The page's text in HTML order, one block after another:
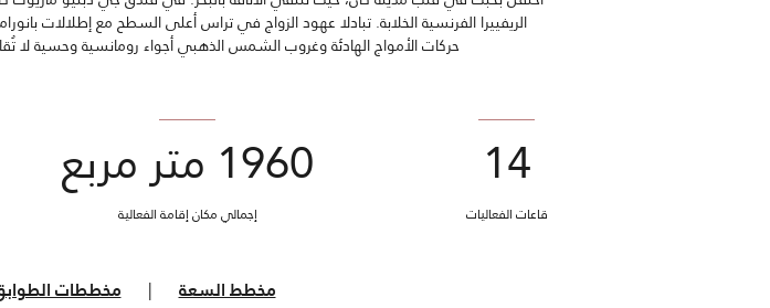
الريفييرا الفرنسية الخلابة. تبادلا عهود الزواج في تراس أعلى السطح مع إطلالات
حركات الأمواج الهادئة وغروب الشمس الذهبي أجواء رومانسية وحسية
14
قاعات الفعاليات
1960 متر مربع
إجمالي مكان إقامة الفعالية
مخطط السعة | مخططات